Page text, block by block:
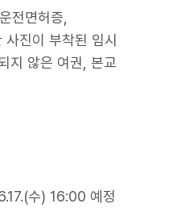
전면허증,
진이 부착된 임시
지 않은 여권, 본교
수) 16:00 예정